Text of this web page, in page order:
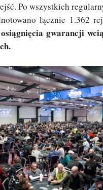
Po wszystkich
łącznie 1.362
gwarancji